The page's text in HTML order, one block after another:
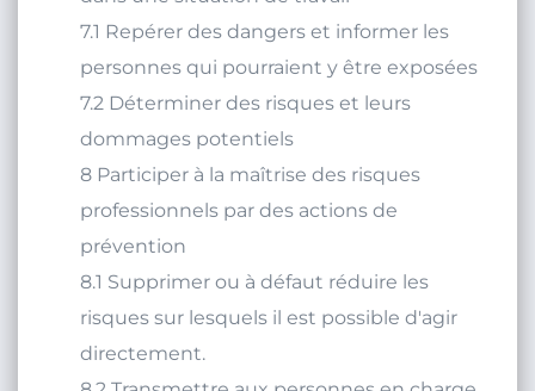
dans une situation de travail
7.1 Repérer des dangers et informer les
personnes qui pourraient y être exposées
7.2 Déterminer des risques et leurs
dommages potentiels
8 Participer à la maîtrise des risques
professionnels par des actions de
prévention
8.1 Supprimer ou à défaut réduire les
risques sur lesquels il est possible d'agir
directement.